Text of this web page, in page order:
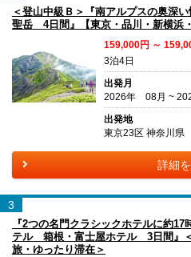
＜登山中級Ｂ＞『南アルプスの奥深
聖岳 4日間』【東京・品川・新横浜
159,000円 ～
3泊4日
出発月
2026年 08月 ~
出発地
東京23区 神奈川県
詳細
3
『2つの名門クラシックホテルに約
テル 箱根・富士屋ホテル 3日間』
旅・ゆったり滞在＞